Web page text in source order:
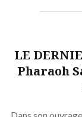
LE
Pharaoh